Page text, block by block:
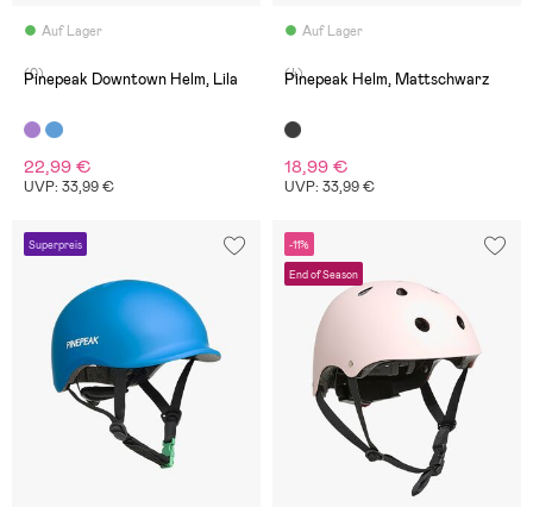
Auf Lager
(0)
Pinepeak Downtown Helm, Lila
22,99 €
UVP: 33,99 €
Auf Lager
(4)
Pinepeak Helm, Mattschwarz
18,99 €
UVP: 33,99 €
Superpreis -11%
End of Season